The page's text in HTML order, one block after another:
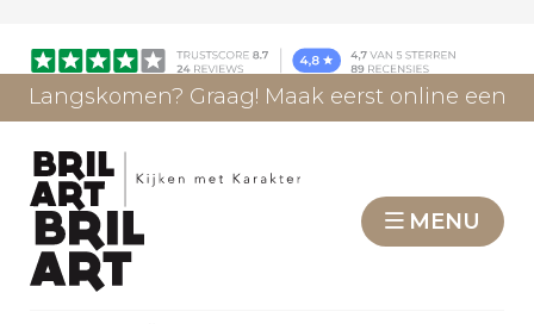
Langskomen? Graag! Maak eerst online een
MENU